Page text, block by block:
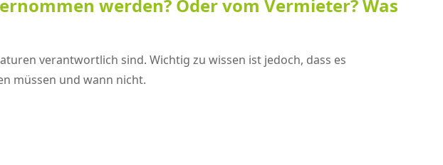
werden? Oder vom Vermieter? Was
verantwortlich sind. Wichtig zu wissen ist jedoch, dass es
müssen und wann nicht.